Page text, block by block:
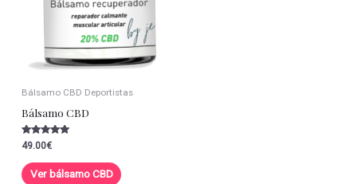
Bálsamo CBD Deportistas
Bálsamo CBD
Valorado con
5.00
de 5
49.00€
Ver bálsamo CBD